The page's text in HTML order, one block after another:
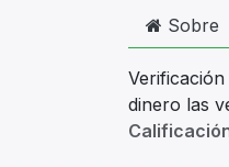
Sobre
dinero las